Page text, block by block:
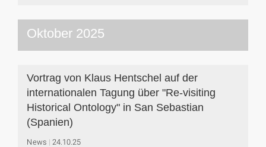
Oktober 2025
Vortrag von Klaus Hentschel auf der
internationalen Tagung über "Re-visiting
Historical Ontology" in San Sebastian
(Spanien)
News 24.10.25